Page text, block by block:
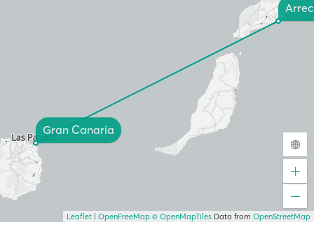
Gran Canaria
Leaflet OpenFreeMap © OpenMapTiles Data from OpenStreetMap